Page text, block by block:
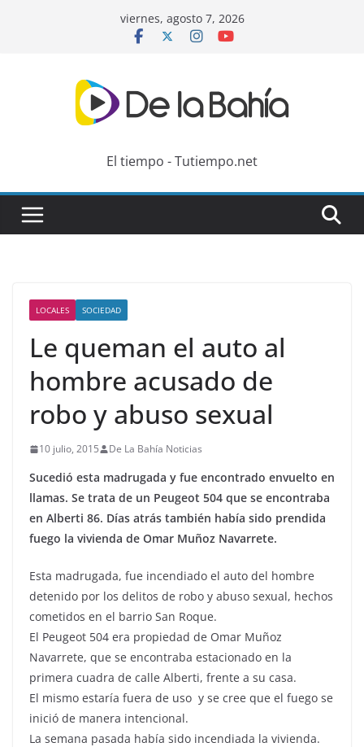
viernes, agosto 7, 2026
El tiempo - Tutiempo.net
LOCALES SOCIEDAD
Le queman el auto al
hombre acusado de
robo y abuso sexual
10 julio, 2015 De La Bahía Noticias
Sucedió esta madrugada y fue encontrado envuelto en
llamas. Se trata de un Peugeot 504 que se encontraba
en Alberti 86. Días atrás también había sido prendida
fuego la vivienda de Omar Muñoz Navarrete.
Esta madrugada, fue incendiado el auto del hombre
detenido por los delitos de robo y abuso sexual, hechos
cometidos en el barrio San Roque.
El Peugeot 504 era propiedad de Omar Muñoz
Navarrete, que se encontraba estacionado en la
primera cuadra de calle Alberti, frente a su casa.
El mismo estaría fuera de uso y se cree que el fuego se
inició de manera intencional.
La semana pasada había sido incendiada la vivienda.